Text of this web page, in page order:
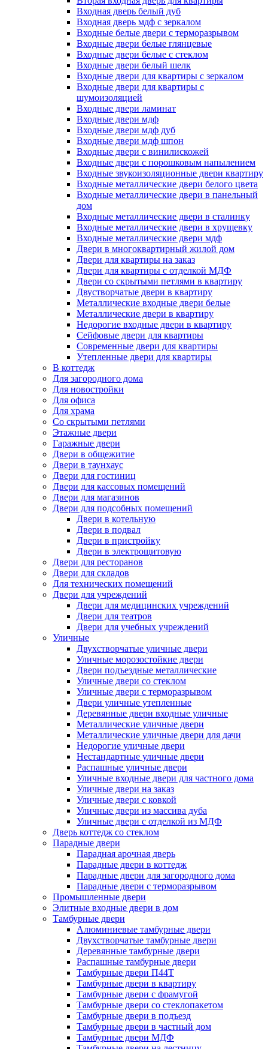
Входная дверь белый дуб
Входная дверь мдф с зеркалом
Входные белые двери с терморазрывом
Входные двери белые глянцевые
Входные двери белые с стеклом
Входные двери белый шелк
Входные двери для квартиры с зеркалом
Входные двери для квартиры с
шумоизоляцией
Входные двери ламинат
Входные двери мдф
Входные двери мдф дуб
Входные двери мдф шпон
Входные двери с винилискожей
Входные двери с порошковым напылением
Входные звукоизоляционные двери квартиру
Входные металлические двери белого цвета
Входные металлические двери в панельный
дом
Входные металлические двери в сталинку
Входные металлические двери в хрущевку
Входные металлические двери мдф
Двери в многоквартирный жилой дом
Двери для квартиры на заказ
Двери для квартиры с отделкой МДФ
Двери со скрытыми петлями в квартиру
Двустворчатые двери в квартиру
Металлические входные двери белые
Металлические двери в квартиру
Недорогие входные двери в квартиру
Сейфовые двери для квартиры
Современные двери для квартиры
Утепленные двери для квартиры
В коттедж
Для загородного дома
Для новостройки
Для офиса
Для храма
Со скрытыми петлями
Этажные двери
Гаражные двери
Двери в общежитие
Двери в таунхаус
Двери для гостиниц
Двери для кассовых помещений
Двери для магазинов
Двери для подсобных помещений
Двери в котельную
Двери в подвал
Двери в пристройку
Двери в электрощитовую
Двери для ресторанов
Двери для складов
Для технических помещений
Двери для учреждений
Двери для медицинских учреждений
Двери для театров
Двери для учебных учреждений
Уличные
Двухстворчатые уличные двери
Уличные морозостойкие двери
Двери подъездные металлические
Уличные двери со стеклом
Уличные двери с терморазрывом
Двери уличные утепленные
Деревянные двери входные уличные
Металлические уличные двери
Металлические уличные двери для дачи
Недорогие уличные двери
Нестандартные уличные двери
Распашные уличные двери
Уличные входные двери для частного дома
Уличные двери на заказ
Уличные двери с ковкой
Уличные двери из массива дуба
Уличные двери с отделкой из МДФ
Дверь коттедж со стеклом
Парадные двери
Парадная арочная дверь
Парадные двери в коттедж
Парадные двери для загородного дома
Парадные двери с терморазрывом
Промышленные двери
Элитные входные двери в дом
Тамбурные двери
Алюминиевые тамбурные двери
Двухстворчатые тамбурные двери
Деревянные тамбурные двери
Распашные тамбурные двери
Тамбурные двери П44Т
Тамбурные двери в квартиру
Тамбурные двери с фрамугой
Тамбурные двери со стеклопакетом
Тамбурные двери в подъезд
Тамбурные двери в частный дом
Тамбурные двери МДФ